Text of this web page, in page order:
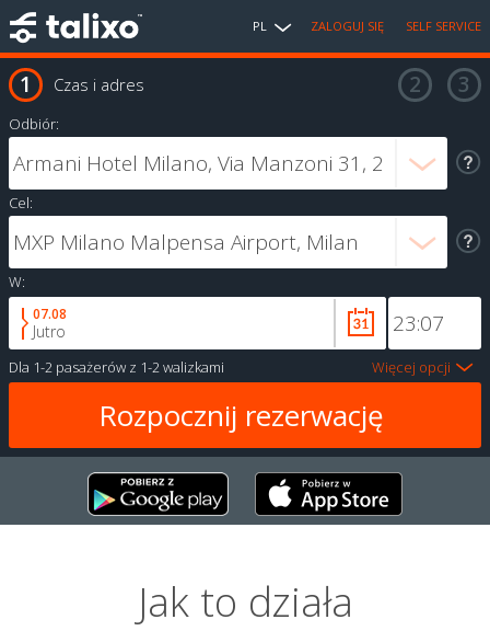
PL ZALOGUJ SIĘ SELF SERVICE
Czas i adres
Odbiór:
Cel:
W:
07.08
Jutro
Dla 1-2 pasażerów z 1-2 walizkami Więcej opcji
Jak to działa